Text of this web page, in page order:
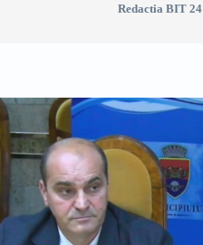
Redactia BIT 24